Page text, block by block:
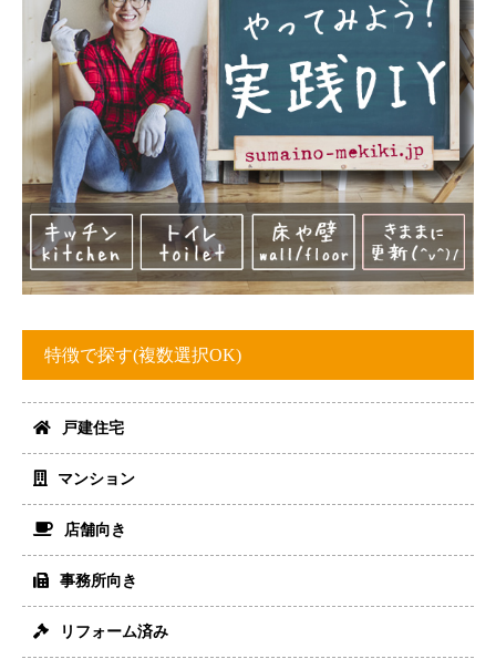
特徴で探す(複数選択OK)
戸建住宅
マンション
店舗向き
事務所向き
リフォーム済み